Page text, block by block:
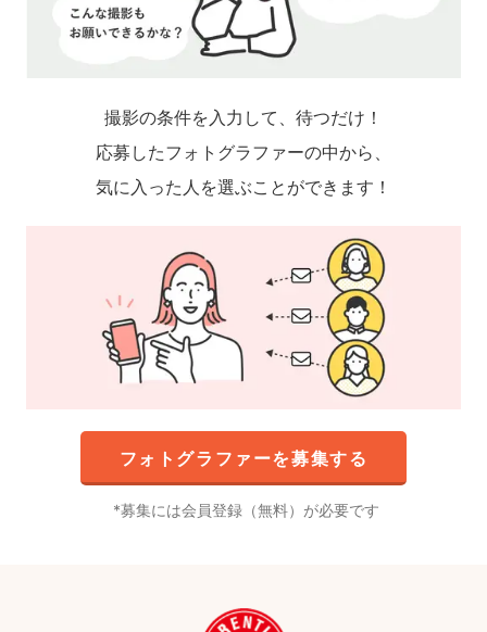
撮影の条件を入力して、待つだけ！
応募したフォトグラファーの中から、
気に入った人を選ぶことができます！
フォトグラファーを募集する
募集には会員登録（無料）が必要です